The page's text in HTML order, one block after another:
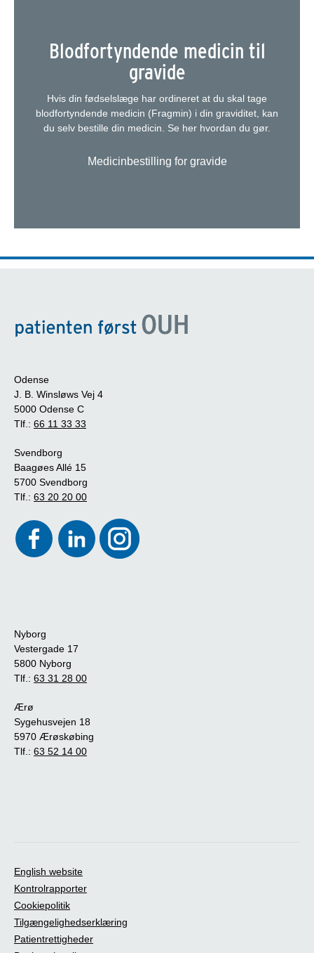
Blodfortyndende medicin til
gravide
Hvis din fødselslæge har ordineret at du skal tage
blodfortyndende medicin (Fragmin) i din graviditet, kan
du selv bestille din medicin. Se her hvordan du gør.
Medicinbestilling for gravide
Odense
J. B. Winsløws Vej 4
5000 Odense C
Tlf.: 66 11 33 33
Svendborg
Baagøes Allé 15
5700 Svendborg
Tlf.: 63 20 20 00
Nyborg
Vestergade 17
5800 Nyborg
Tlf.: 63 31 28 00
Ærø
Sygehusvejen 18
5970 Ærøskøbing
Tlf.: 63 52 14 00
English website
Kontrolrapporter
Cookiepolitik
Tilgængelighedserklæring
Patientrettigheder